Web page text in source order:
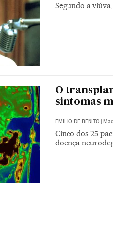
Segundo a
O
sintomas
EMILIO DE BENITO |
Cinco dos 25
doença